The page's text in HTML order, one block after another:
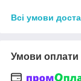
Всі умови
Умови оплати